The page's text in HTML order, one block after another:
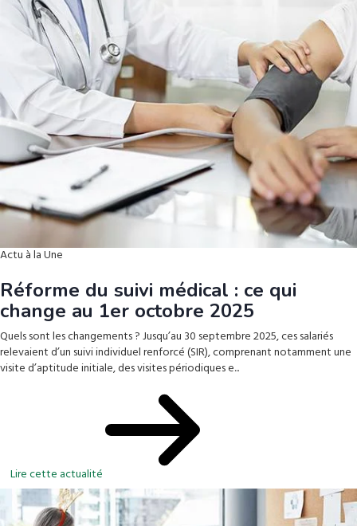
Actu à la Une
Réforme du suivi médical : ce qui
change au 1er octobre 2025
Quels sont les changements ? Jusqu’au 30 septembre 2025, ces salariés
relevaient d’un suivi individuel renforcé (SIR), comprenant notamment une
visite d’aptitude initiale, des visites périodiques e...
Lire cette actualité